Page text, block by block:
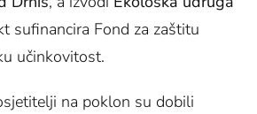
sufinancira Fond za zaštitu
učinkovitost.
na poklon su dobili